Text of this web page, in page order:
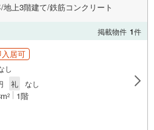
地上3階建て/鉄筋コンクリート
掲載物件 1件
居可
し
礼 なし
2 1階